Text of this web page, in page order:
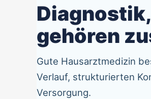
gehören
Gute Hausarztmedizin
Verlauf, strukturierten
Versorgung.